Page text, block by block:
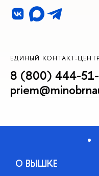
ЕДИНЫЙ КОНТАКТ-
8 (800) 444-
О ВЫШКЕ